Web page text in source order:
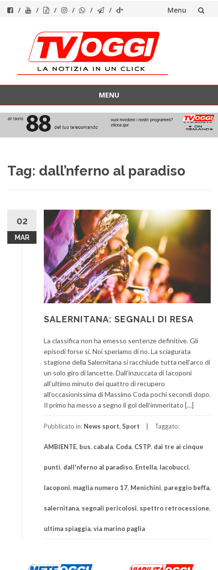
Menu
contenuto
MENU
contenuto
Tag: dall’nferno al paradiso
02
MAR
SALERNITANA: SEGNALI DI RESA
La classifica non ha emesso sentenze definitive. Gli
episodi forse si. Noi speriamo di no. La sciagurata
stagione della Salernitana si racchiude tutta nell’arco di
un solo giro di lancette. Dall’inzuccata di Iacoponi
all’ultimo minuto dei quattro di recupero
all’occasionissima di Massimo Coda pochi secondi dopo.
Il primo ha messo a segno il gol dell’immeritato […]
Pubblicato in: News sport, Sport Taggato:
AMBIENTE, bus, cabala, Coda, CSTP, dai tre ai cinque
punti, dall'nferno al paradiso, Entella, Iacobucci,
Iacoponi, maglia numero 17, Menichini, pareggio beffa,
salernitana, segnali pericolosi, spettro retrocessione,
ultima spiaggia, via marino paglia